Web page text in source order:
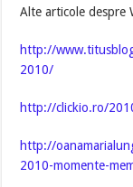
Alte articole despre
http://
2010/
http://clickio.ro/
http://
2010-momente-